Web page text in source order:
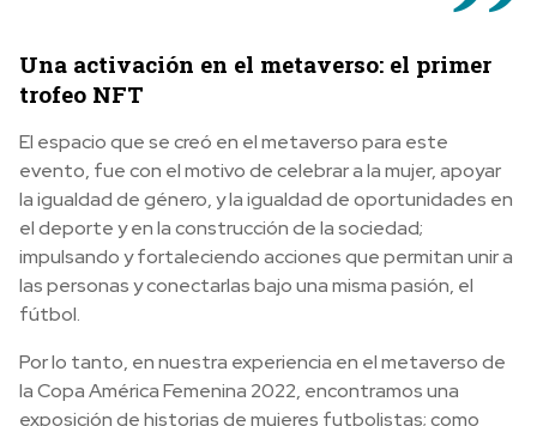
Una activación en el metaverso: el primer
trofeo NFT
El espacio que se creó en el metaverso para este
evento, fue con el motivo de celebrar a la mujer, apoyar
la igualdad de género, y la igualdad de oportunidades en
el deporte y en la construcción de la sociedad;
impulsando y fortaleciendo acciones que permitan unir a
las personas y conectarlas bajo una misma pasión, el
fútbol.
Por lo tanto, en nuestra experiencia en el metaverso de
la Copa América Femenina 2022, encontramos una
exposición de historias de mujeres futbolistas; como